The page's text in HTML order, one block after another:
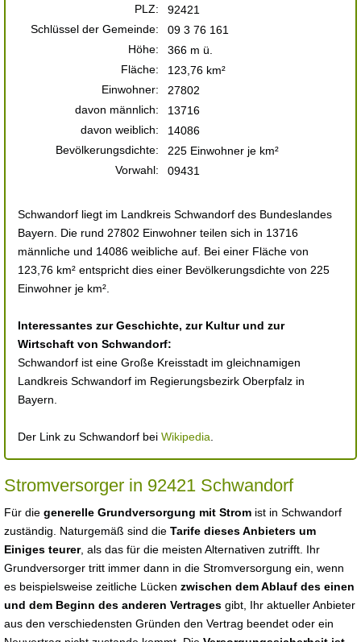
PLZ:
92421
Schlüssel der Gemeinde:
09 3 76 161
Höhe:
366 m ü.
Fläche:
123,76 km²
Einwohner:
27802
davon männlich:
13716
davon weiblich:
14086
Bevölkerungsdichte:
225 Einwohner je km²
Vorwahl:
09431
Schwandorf liegt im Landkreis Schwandorf des Bundeslandes
Bayern. Die rund 27802 Einwohner teilen sich in 13716
männliche und 14086 weibliche auf. Bei einer Fläche von
123,76 km² entspricht dies einer Bevölkerungsdichte von 225
Einwohner je km².
Interessantes zur Geschichte, zur Kultur und zur
Wirtschaft von Schwandorf:
Schwandorf ist eine Große Kreisstadt im gleichnamigen
Landkreis Schwandorf im Regierungsbezirk Oberpfalz in
Bayern.
Der Link zu Schwandorf bei Wikipedia
Stromversorger in 92421 Schwandorf
Für die generelle Grundversorgung mit Strom ist in Schwandorf
zuständig. Naturgemäß sind die Tarife dieses Anbieters um
Einiges teurer, als das für die meisten Alternativen zutrifft. Ihr
Grundversorger tritt immer dann in die Stromversorgung ein, wenn
es beispielsweise zeitliche Lücken zwischen dem Ablauf des einen
und dem Beginn des anderen Vertrages gibt, Ihr aktueller Anbieter
aus den verschiedensten Gründen den Vertrag beendet oder ein